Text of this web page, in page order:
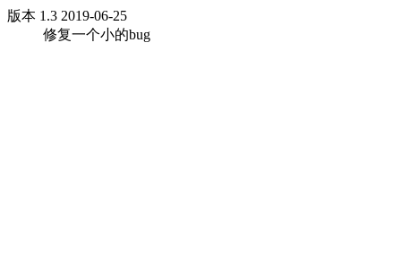
版本 1.3 2019-06-25
修复一个小的bug